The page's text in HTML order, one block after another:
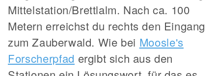
Mittelstation/Brettlalm. Nach ca. 100
Metern erreichst du rechts den Eingang
zum Zauberwald. Wie bei Moosle's
Forscherpfad ergibt sich aus den